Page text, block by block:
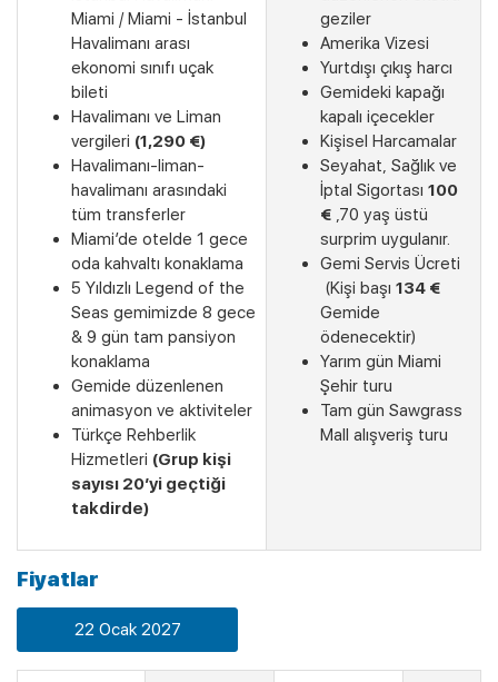
Son Kabinler
Miami / Miami - İstanbul
Havalimanı arası
ekonomi sınıfı uçak
bileti
Havalimanı ve Liman
vergileri (1,290 €)
Havalimanı-liman-
havalimanı arasındaki
tüm transferler
Miami’de otelde 1 gece
oda kahvaltı konaklama
5 Yıldızlı Legend of the
Seas gemimizde 8 gece
& 9 gün tam pansiyon
konaklama
Gemide düzenlenen
animasyon ve aktiviteler
Türkçe Rehberlik
Hizmetleri (Grup kişi
sayısı 20’yi geçtiği
takdirde)
geziler
Amerika Vizesi
Yurtdışı çıkış harcı
Gemideki kapağı
kapalı içecekler
Kişisel Harcamalar
Seyahat, Sağlık ve
İptal Sigortası 100
€ ,70 yaş üstü
surprim uygulanır.
Gemi Servis Ücreti
(Kişi başı 134 €
Gemide
ödenecektir)
Yarım gün Miami
Şehir turu
Tam gün Sawgrass
Mall alışveriş turu
Fiyatlar
22 Ocak 2027